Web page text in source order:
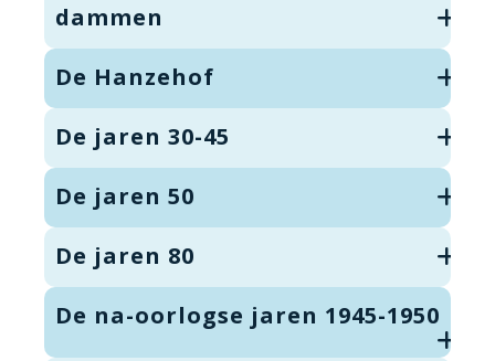
dammen
De Hanzehof
De jaren 30-45
De jaren 50
De jaren 80
De na-oorlogse jaren 1945-1950